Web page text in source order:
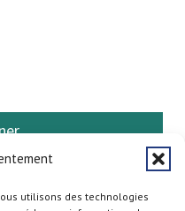
utilisons des technologies